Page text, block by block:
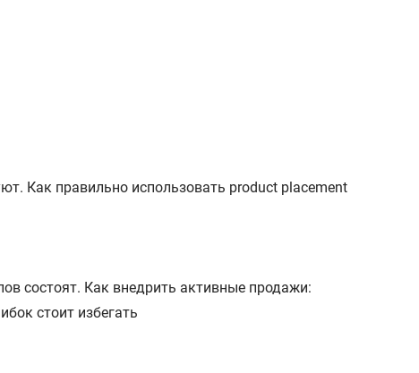
Как правильно использовать product placement
состоят. Как внедрить активные продажи:
стоит избегать